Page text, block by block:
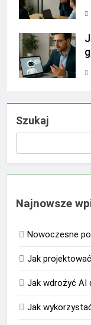
Szukaj
Najnowsze
Nowoczesne
Jak
Jak wdrożyć AI
Jak